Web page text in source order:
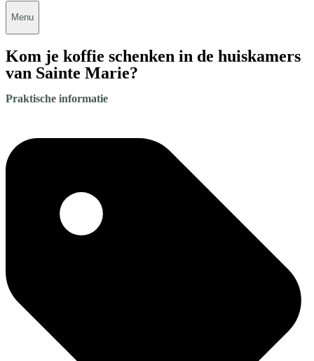
Menu
Kom je koffie schenken in de huiskamers
van Sainte Marie?
Praktische informatie